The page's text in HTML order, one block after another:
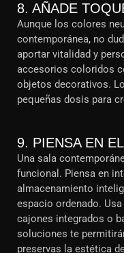
8. AÑADE
Aunque los colores
contemporánea, no
aportar vitalidad y
accesorios coloridos
objetos decorativos.
pequeñas dosis para
9. PIENSA EN
Una sala
funcional. Piensa en
almacenamiento
espacio ordenado.
cajones integrados o
soluciones te
preservas la estética